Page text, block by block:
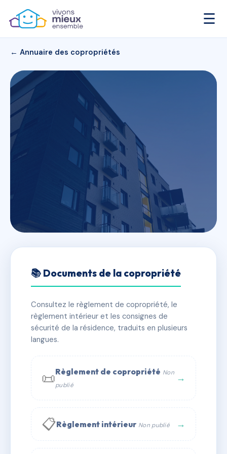
☰
← Annuaire des copropriétés
SAGONE PLAGE BATIMENT
📍 LIEU DIT CHIOSONE 20118 SAGONE
✓ Immatriculée 🏠 35 lots 🏗 1 bâtiment(s)
📞 Contacter Syndic Digital 💬 WhatsApp
✉ Email
📚 Documents de la copropriété
Consultez le règlement de copropriété, le
règlement intérieur et les consignes de
sécurité de la résidence, traduits en plusieurs
langues.
📜Règlement de copropriété Non
publié
→
📋Règlement intérieur Non publié →